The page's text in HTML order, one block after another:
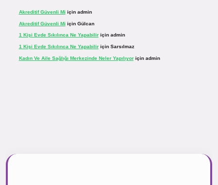
Akreditif Güvenli Mi için admin
Akreditif Güvenli Mi için Gülcan
1 Kişi Evde Sıkılınca Ne Yapabiliriçin admin
1 Kişi Evde Sıkılınca Ne Yapabiliriçin Sarsılmaz
Kadın Ve Aile Sağlığı Merkezinde Neler Yapılıyoriçin admin